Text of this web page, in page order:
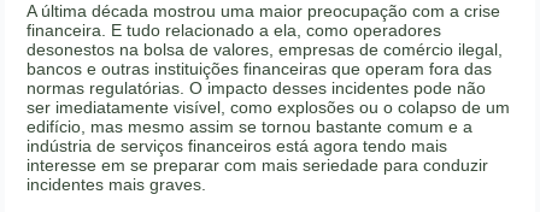
A última década mostrou uma maior preocupação com a crise
financeira. E tudo relacionado a ela, como operadores
desonestos na bolsa de valores, empresas de comércio ilegal,
bancos e outras instituições financeiras que operam fora das
normas regulatórias. O impacto desses incidentes pode não
ser imediatamente visível, como explosões ou o colapso de um
edifício, mas mesmo assim se tornou bastante comum e a
indústria de serviços financeiros está agora tendo mais
interesse em se preparar com mais seriedade para conduzir
incidentes mais graves.